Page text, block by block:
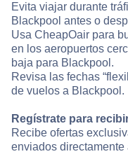
Evita viajar durante
Blackpool antes o
Usa CheapOair para
en los aeropuertos
baja para Blackpool.
Revisa las fechas
de vuelos a Blackpool.
Regístrate para
Recibe ofertas
enviados